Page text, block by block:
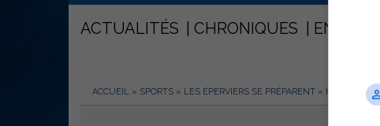
ACTUALITÉS CHRONIQUES
ACCUEIL » SPORTS » LES ÉPERVIERS SE PRÉPARENT » HAND